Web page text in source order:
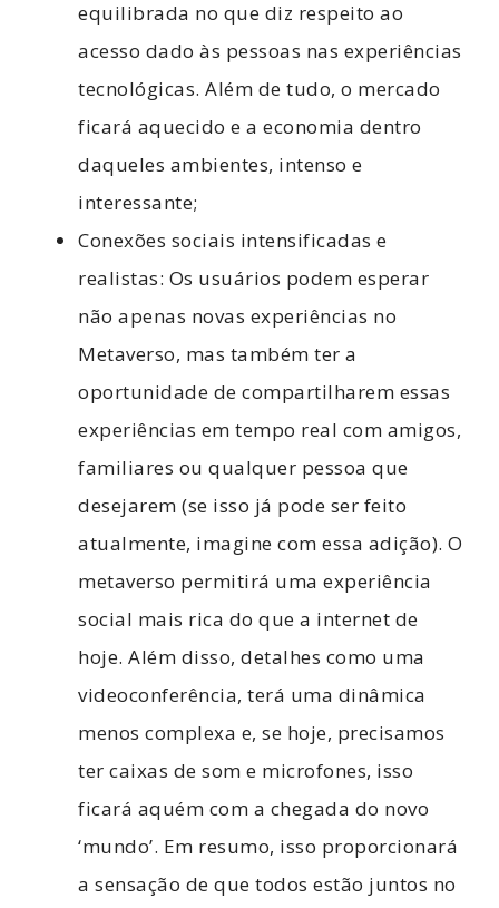
equilibrada no que diz respeito ao
acesso dado às pessoas nas experiências
tecnológicas. Além de tudo, o mercado
ficará aquecido e a economia dentro
daqueles ambientes, intenso e
interessante;
Conexões sociais intensificadas e
realistas: Os usuários podem esperar
não apenas novas experiências no
Metaverso, mas também ter a
oportunidade de compartilharem essas
experiências em tempo real com amigos,
familiares ou qualquer pessoa que
desejarem (se isso já pode ser feito
atualmente, imagine com essa adição). O
metaverso permitirá uma experiência
social mais rica ​​do que a internet de
hoje. Além disso, detalhes como uma
videoconferência, terá uma dinâmica
menos complexa e, se hoje, precisamos
ter caixas de som e microfones, isso
ficará aquém com a chegada do novo
‘mundo’. Em resumo, isso proporcionará
a sensação de que todos estão juntos no